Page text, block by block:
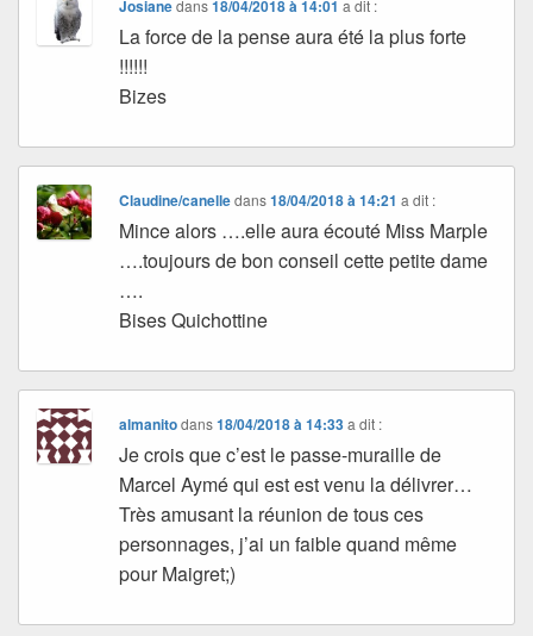
Josianedans18/04/2018 à 14:01 a dit :
La force de la pense aura été la plus forte
!!!!!!
Bizes
Claudine/canelledans18/04/2018 à 14:21 a dit :
Mince alors ….elle aura écouté Miss Marple
….toujours de bon conseil cette petite dame
….
Bises Quichottine
almanitodans18/04/2018 à 14:33 a dit :
Je crois que c’est le passe-muraille de
Marcel Aymé qui est est venu la délivrer…
Très amusant la réunion de tous ces
personnages, j’ai un faible quand même
pour Maigret;)